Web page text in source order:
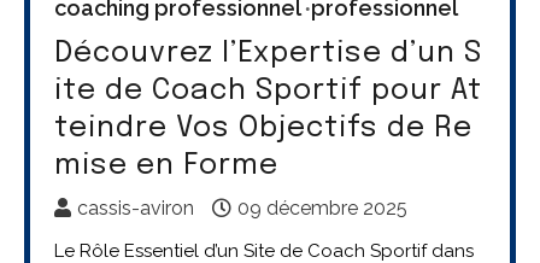
coaching professionnel professionnel
Découvrez l’Expertise d’un S
ite de Coach Sportif pour At
teindre Vos Objectifs de Re
mise en Forme
cassis-aviron 09 décembre 2025
Le Rôle Essentiel d’un Site de Coach Sportif dans